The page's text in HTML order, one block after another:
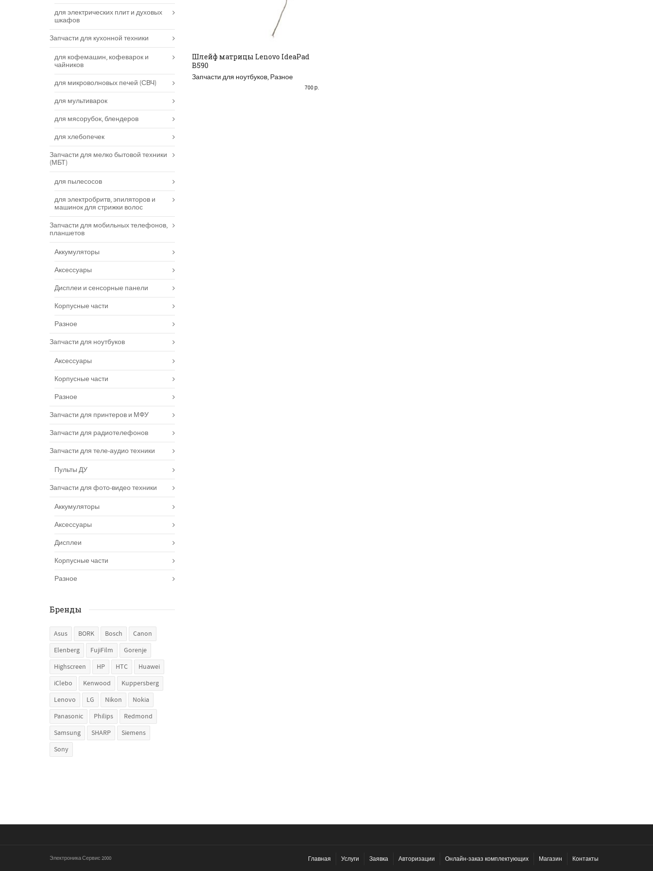
Шлейф матрицы Lenovo IdeaPad
B590
Запчасти для ноутбуков, Разное
700р.
для электрических плит и духовых
шкафов
Запчасти для кухонной техники
для кофемашин, кофеварок и
чайников
для микроволновых печей (СВЧ)
для мультиварок
для мясорубок, блендеров
для хлебопечек
Запчасти для мелко бытовой техники
(МБТ)
для пылесосов
для электробритв, эпиляторов и
машинок для стрижки волос
Запчасти для мобильных телефонов,
планшетов
Аккумуляторы
Аксессуары
Дисплеи и сенсорные панели
Корпусные части
Разное
Запчасти для ноутбуков
Аксессуары
Корпусные части
Разное
Запчасти для принтеров и МФУ
Запчасти для радиотелефонов
Запчасти для теле-аудио техники
Пульты ДУ
Запчасти для фото-видео техники
Аккумуляторы
Аксессуары
Дисплеи
Корпусные части
Разное
Бренды
Asus BORK Bosch
Canon
Elenberg
FujiFilm
Gorenje
Highscreen
HP HTC
Huawei
iClebo
Kenwood
Kuppersberg
Lenovo
LG Nikon
Nokia
Panasonic
Philips
Redmond
Samsung
SHARP
Siemens
Sony
Электроника Сервис 2000 Главная Услуги Заявка Авторизации Онлайн-заказ комплектующих Магазин Контакты